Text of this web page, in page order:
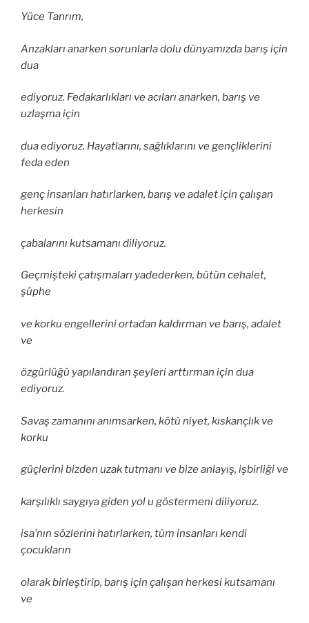
Yüce Tanrım,
Anzakları anarken sorunlarla dolu dünyamızda barış için
dua
ediyoruz. Fedakarlıkları ve acıları anarken, barış ve
uzlaşma için
dua ediyoruz. Hayatlarını, sağlıklarını ve gençliklerini
feda eden
genç insanları hatırlarken, barış ve adalet için çalışan
herkesin
çabalarını kutsamanı diliyoruz.
Geçmişteki çatışmaları yadederken, bütün cehalet,
şüphe
ve korku engellerini ortadan kaldırman ve barış, adalet
ve
özgürlüğü yapılandıran şeyleri arttırman için dua
ediyoruz.
Savaş zamanını anımsarken, kötü niyet, kıskançlık ve
korku
güçlerini bizden uzak tutmanı ve bize anlayış, işbirliği ve
karşılıklı saygıya giden yol u göstermeni diliyoruz.
isa’nın sözlerini hatırlarken, tüm insanları kendi
çocukların
olarak birleştirip, barış için çalışan herkesi kutsamanı
ve